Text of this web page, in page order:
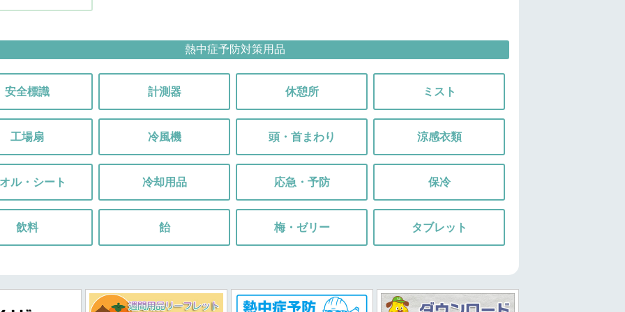
熱中症予防対策用品
安全標識 計測器 休憩所 ミスト
工場扇 冷風機 頭・首まわり 涼感衣類
ル・シート 冷却用品 応急・予防 保冷
飲料 飴 梅・ゼリー タブレット